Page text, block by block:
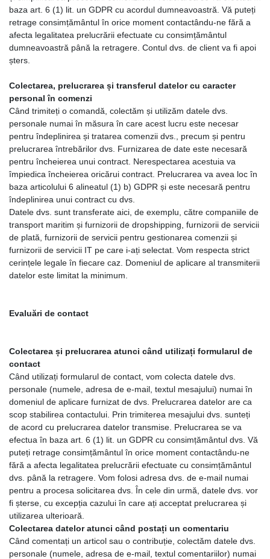
baza art. 6 (1) lit. un GDPR cu acordul dumneavoastră. Vă puteți
retrage consimțământul în orice moment contactându-ne fără a
afecta legalitatea prelucrării efectuate cu consimțământul
dumneavoastră până la retragere. Contul dvs. de client va fi apoi
șters.
Colectarea, prelucrarea și transferul datelor cu caracter
personal în comenzi
Când trimiteți o comandă, colectăm și utilizăm datele dvs.
personale numai în măsura în care acest lucru este necesar
pentru îndeplinirea și tratarea comenzii dvs., precum și pentru
prelucrarea întrebărilor dvs. Furnizarea de date este necesară
pentru încheierea unui contract. Nerespectarea acestuia va
împiedica încheierea oricărui contract. Prelucrarea va avea loc în
baza articolului 6 alineatul (1) b) GDPR și este necesară pentru
îndeplinirea unui contract cu dvs.
Datele dvs. sunt transferate aici, de exemplu, către companiile de
transport maritim și furnizorii de dropshipping, furnizorii de servicii
de plată, furnizorii de servicii pentru gestionarea comenzii și
furnizorii de servicii IT pe care i-ați selectat. Vom respecta strict
cerințele legale în fiecare caz. Domeniul de aplicare al transmiterii
datelor este limitat la minimum.
Evaluări de contact
Colectarea și prelucrarea atunci când utilizați formularul de
contact
Când utilizați formularul de contact, vom colecta datele dvs.
personale (numele, adresa de e-mail, textul mesajului) numai în
domeniul de aplicare furnizat de dvs. Prelucrarea datelor are ca
scop stabilirea contactului. Prin trimiterea mesajului dvs. sunteți
de acord cu prelucrarea datelor transmise. Prelucrarea se va
efectua în baza art. 6 (1) lit. un GDPR cu consimțământul dvs. Vă
puteți retrage consimțământul în orice moment contactându-ne
fără a afecta legalitatea prelucrării efectuate cu consimțământul
dvs. până la retragere. Vom folosi adresa dvs. de e-mail numai
pentru a procesa solicitarea dvs. În cele din urmă, datele dvs. vor
fi șterse, cu excepția cazului în care ați acceptat prelucrarea și
utilizarea ulterioară.
Colectarea datelor atunci când postați un comentariu
Când comentați un articol sau o contribuție, colectăm datele dvs.
personale (numele, adresa de e-mail, textul comentariilor) numai